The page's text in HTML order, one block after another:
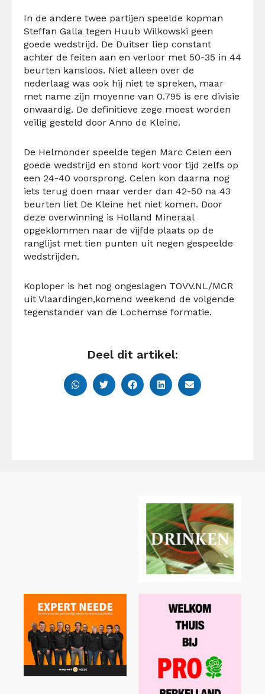
In de andere twee partijen speelde kopman
Steffan Galla tegen Huub Wilkowski geen
goede wedstrijd. De Duitser liep constant
achter de feiten aan en verloor met 50-35 in 44
beurten kansloos. Niet alleen over de
nederlaag was ook hij niet te spreken, maar
met name zijn moyenne van 0.795 is ere divisie
onwaardig. De definitieve zege moest worden
veilig gesteld door Anno de Kleine.
De Helmonder speelde tegen Marc Celen een
goede wedstrijd en stond kort voor tijd zelfs op
een 24-40 voorsprong. Celen kon daarna nog
iets terug doen maar verder dan 42-50 na 43
beurten liet De Kleine het niet komen. Door
deze overwinning is Holland Mineraal
opgeklommen naar de vijfde plaats op de
ranglijst met tien punten uit negen gespeelde
wedstrijden.
Koploper is het nog ongeslagen TOVV.NL/MCR
uit Vlaardingen,komend weekend de volgende
tegenstander van de Lochemse formatie.
Deel dit artikel: